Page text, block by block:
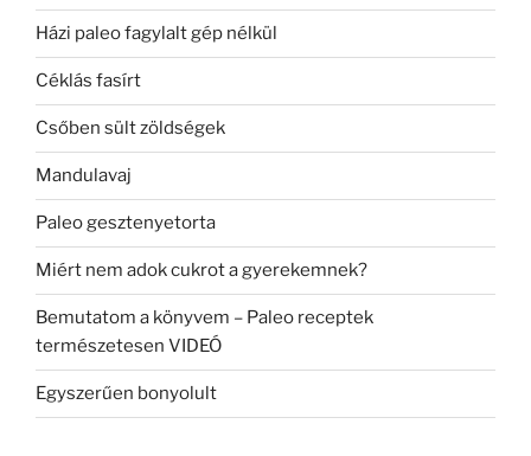
Házi paleo fagylalt gép nélkül
Céklás fasírt
Csőben sült zöldségek
Mandulavaj
Paleo gesztenyetorta
Miért nem adok cukrot a gyerekemnek?
Bemutatom a könyvem – Paleo receptek
természetesen VIDEÓ
Egyszerűen bonyolult